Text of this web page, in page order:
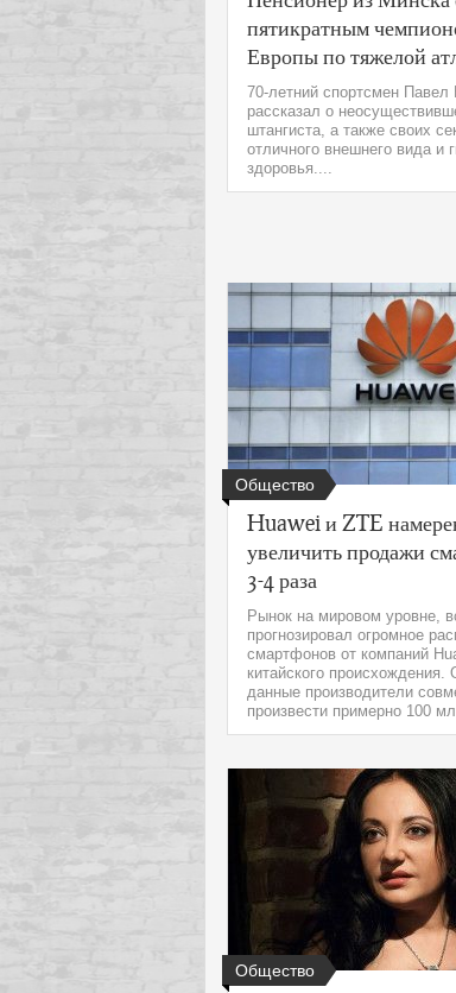
пятикратным
Европы по тяжелой
70-летний спортсмен Павел
рассказал о
штангиста, а также своих
отличного внешнего вида и
здоровья....
Общество
Huawei и ZTE
увеличить продажи
3-4 раза
Рынок на мировом уровне,
прогнозировал огромное
смартфонов от компаний
китайского
данные производители
произвести примерно 100
Общество